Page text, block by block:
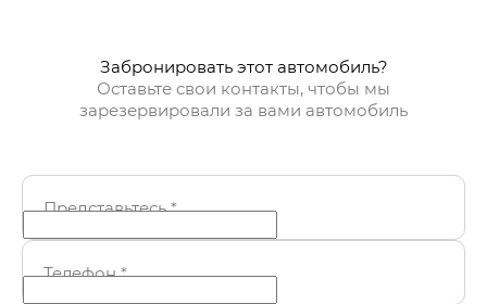
Забронировать этот автомобиль?
Оставьте свои контакты, чтобы мы
зарезервировали за вами автомобиль
Представьтесь*
Телефон*